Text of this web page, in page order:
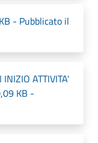
- Pubblicato il
INIZIO ATTIVITA'
KB -